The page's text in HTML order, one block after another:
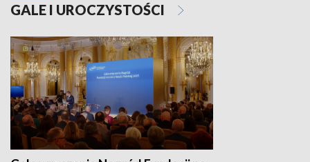
GALE I UROCZYSTOŚCI